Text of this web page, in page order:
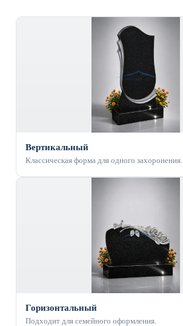
Вертикальный
Классическая форма для одного захоронения.
Горизонтальный
Подходит для семейного оформления.